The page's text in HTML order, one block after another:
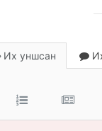
Их уншсан